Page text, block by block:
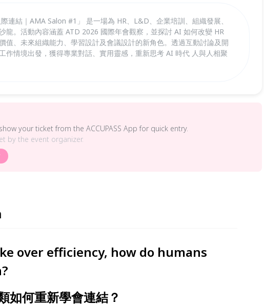
連結｜AMA Salon #1」 是一場為 HR、L&D、企業培訓、組織發展、
龍。活動內容涵蓋 ATD 2026 國際年會觀察，並探討 AI 如何改變 HR
值、未來組織能力、學習設計及會議設計的新角色。透過互動討論及開
作情境出發，獲得專業對話、實用靈感，重新思考 AI 時代 人與人相聚
your ticket from the ACCUPASS App for quick entry.
by the event organizer.
over efficiency, how do humans
如何重新學會連結？